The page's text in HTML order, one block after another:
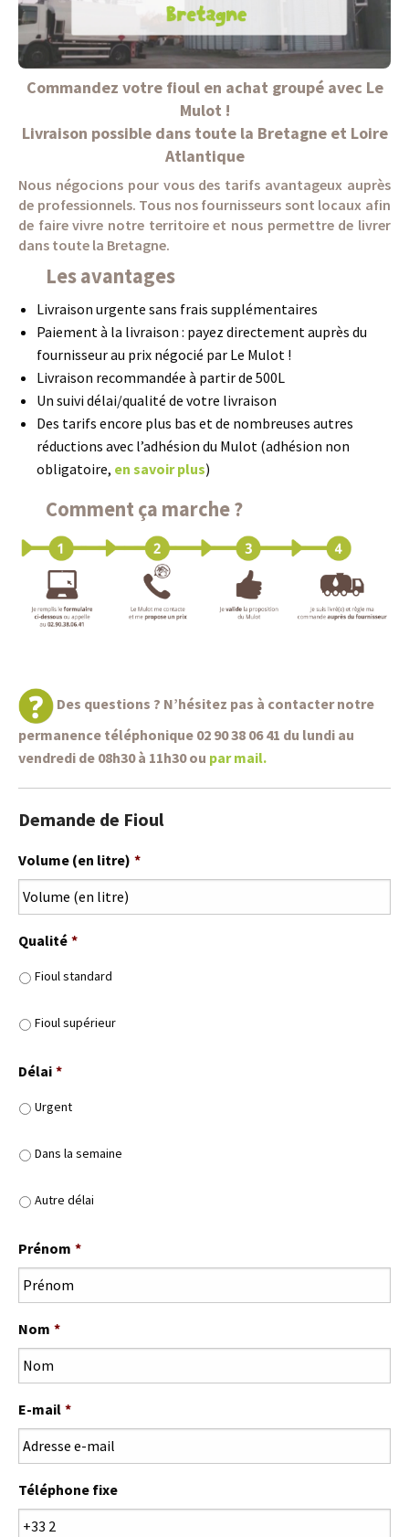
Commandez votre fioul en achat groupé avec Le
Mulot !
Livraison possible dans toute la Bretagne et Loire
Atlantique
Nous négocions pour vous des tarifs avantageux auprès
de professionnels. Tous nos fournisseurs sont locaux afin
de faire vivre notre territoire et nous permettre de livrer
dans toute la Bretagne.
Les avantages
Livraison urgente sans frais supplémentaires
Paiement à la livraison : payez directement auprès du
fournisseur au prix négocié par Le Mulot !
Livraison recommandée à partir de 500L
Un suivi délai/qualité de votre livraison
Des tarifs encore plus bas et de nombreuses autres
réductions avec l’adhésion du Mulot (adhésion non
obligatoire, en savoir plus)
Comment ça marche ?
Des questions ? N’hésitez pas à contacter notre
permanence téléphonique 02 90 38 06 41 du lundi au
vendredi de 08h30 à 11h30 ou par mail.
Demande de Fioul
Volume (en litre) *
Qualité *
Fioul standard
Fioul supérieur
Délai *
Urgent
Dans la semaine
Autre délai
Prénom *
Nom *
E-mail *
Téléphone fixe